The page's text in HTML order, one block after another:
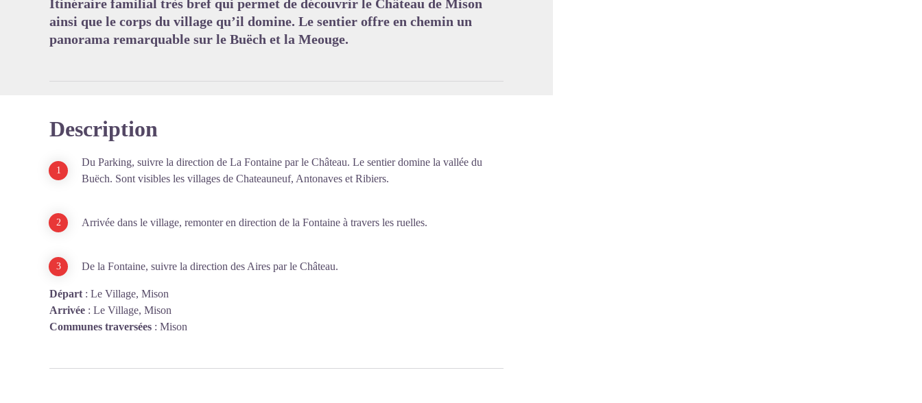
Itinéraire familial très bref qui permet de découvrir le Château de Mison
ainsi que le corps du village qu’il domine. Le sentier offre en chemin un
panorama remarquable sur le Buëch et la Meouge.
Description
Du Parking, suivre la direction de La Fontaine par le Château. Le sentier domine la vallée du
Buëch. Sont visibles les villages de Chateauneuf, Antonaves et Ribiers.
Arrivée dans le village, remonter en direction de la Fontaine à travers les ruelles.
De la Fontaine, suivre la direction des Aires par le Château.
Départ : Le Village, Mison
Arrivée : Le Village, Mison
Communes traversées : Mison